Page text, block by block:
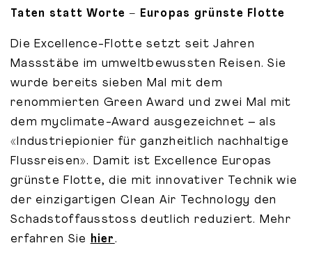
Taten statt Worte – Europas grünste Flotte
Die Excellence-Flotte setzt seit Jahren
Massstäbe im umweltbewussten Reisen. Sie
wurde bereits sieben Mal mit dem
renommierten Green Award und zwei Mal mit
dem myclimate-Award ausgezeichnet – als
«Industriepionier für ganzheitlich nachhaltige
Flussreisen». Damit ist Excellence Europas
grünste Flotte, die mit innovativer Technik wie
der einzigartigen Clean Air Technology den
Schadstoffausstoss deutlich reduziert. Mehr
erfahren Sie
hier .